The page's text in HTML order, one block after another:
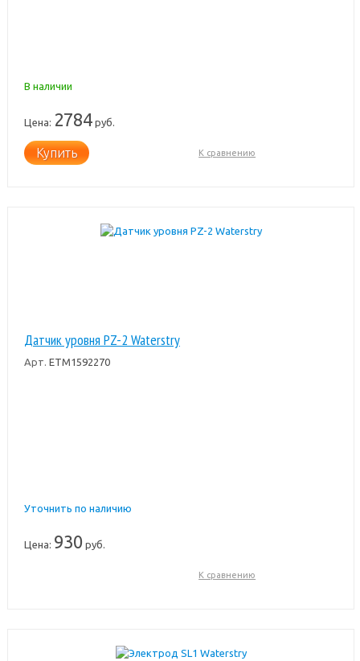
В наличии
Цена: 2784руб.
Купить К сравнению
Датчик уровня PZ-2 Waterstry
Арт. ETM1592270
Уточнить по наличию
Цена: 930 руб.
К сравнению